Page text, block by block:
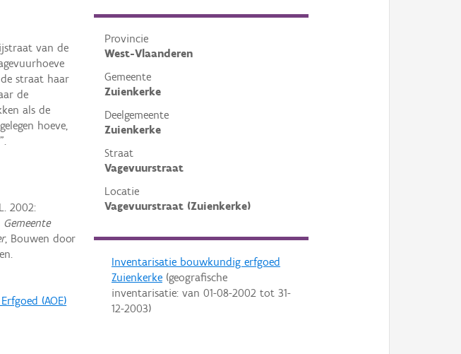
Provincie
West-Vlaanderen
Gemeente
Zuienkerke
Deelgemeente
Zuienkerke
Straat
Vagevuurstraat
Locatie
Vagevuurstraat (Zuienkerke)
Inventarisatie bouwkundig erfgoed
Zuienkerke(geografische
inventarisatie: van 01-08-2002tot 31-
12-2003)
van de
de straat haar
de
als de
hoeve,
2002:
, Bouwen door
(AOE)